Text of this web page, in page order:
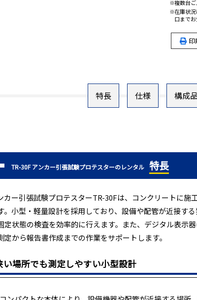
複数台
在庫状
口まで
印
特長 仕様 構成品
TR-30F アンカー引張試験プロテスターのレンタル 特長
カー引張試験プロテスターTR-30Fは、コンクリートに
。小型・軽量設計を採用しており、設備や配管が近接す
定状態の検査を効率的に行えます。また、デジタル表示
定から報告書作成までの作業をサポートします。
い場所でも測定しやすい小型設計